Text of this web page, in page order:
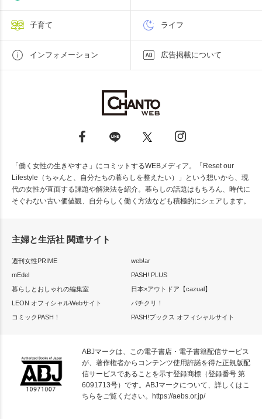
子育て ライフ
インフォメーション 広告掲載について
「働く女性の生きやすさ」にコミットするWEBメディア。「Reset our
Lifestyle（ちゃんと、自分たちの暮らしを整えたい）」という想いから、現
代の女性が直面する課題や解決法を紹介。暮らしの話題はもちろん、時代に
そぐわない古い価値観、自分らしく働く方法なども積極的にシェアします。
主婦と生活社 関連サイト
週刊女性PRIME
web!ar
mEdel
PASH! PLUS
暮らしとおしゃれの編集室
日本×アウトドア【cazual】
LEON オフィシャルWebサイト
パチクリ！
コミックPASH！
PASH!ブックス オフィシャルサイト
ABJマークは、この電子書店・電子書籍配信サービス
が、著作権者からコンテンツ使用許諾を得た正規版配
信サービスであることを示す登録商標（登録番号 第
6091713号）です。ABJマークについて、詳しくはこ
ちらをご覧ください。 https://aebs.or.jp/